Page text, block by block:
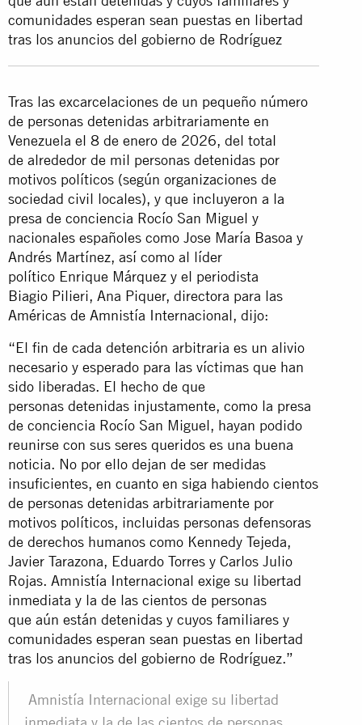
comunidades esperan sean puestas en libertad
tras los anuncios del gobierno de Rodríguez
Tras las excarcelaciones de un pequeño número
de personas detenidas arbitrariamente en
Venezuela el 8 de enero de 2026, del total
de alrededor de mil personas detenidas por
motivos políticos (según organizaciones de
sociedad civil locales), y que incluyeron a la
presa de conciencia Rocío San Miguel y
nacionales españoles como Jose María Basoa y
Andrés Martínez, así como al líder
político Enrique Márquez y el periodista
Biagio Pilieri, Ana Piquer, directora para las
Américas de Amnistía Internacional, dijo:
“El fin de cada detención arbitraria es un alivio
necesario y esperado para las víctimas que han
sido liberadas. El hecho de que
personas detenidas injustamente, como la presa
de conciencia Rocío San Miguel, hayan podido
reunirse con sus seres queridos es una buena
noticia. No por ello dejan de ser medidas
insuficientes, en cuanto en siga habiendo cientos
de personas detenidas arbitrariamente por
motivos políticos, incluidas personas defensoras
de derechos humanos como Kennedy Tejeda,
Javier Tarazona, Eduardo Torres y Carlos Julio
Rojas. Amnistía Internacional exige su libertad
inmediata y la de las cientos de personas
que aún están detenidas y cuyos familiares y
comunidades esperan sean puestas en libertad
tras los anuncios del gobierno de Rodríguez.”
Amnistía Internacional exige su libertad